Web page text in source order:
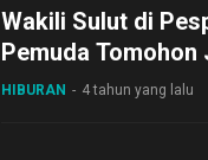
Wakili Sulut di
Pemuda Tomohon
HIBURAN 4 tahun yang lalu